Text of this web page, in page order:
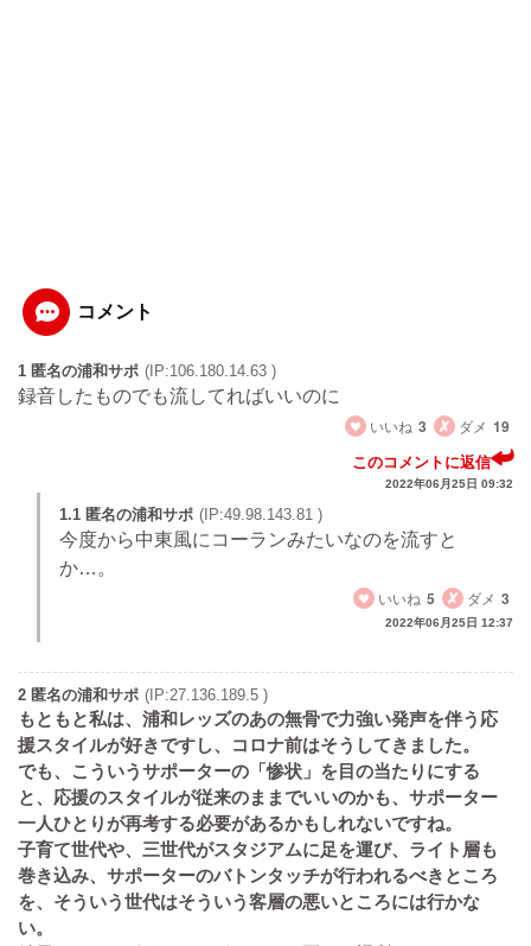
コメント
1 匿名の浦和サポ (IP:106.180.14.63 )
録音したものでも流してればいいのに
いいね 3 ダメ 19
このコメントに返信
2022年06月25日 09:32
1.1 匿名の浦和サポ (IP:49.98.143.81 )
今度から中東風にコーランみたいなのを流すと
か…。
いいね 5 ダメ 3
2022年06月25日 12:37
2 匿名の浦和サポ (IP:27.136.189.5 )
もともと私は、浦和レッズのあの無骨で力強い発声を伴う応
援スタイルが好きですし、コロナ前はそうしてきました。
でも、こういうサポーターの「惨状」を目の当たりにする
と、応援のスタイルが従来のままでいいのかも、サポーター
一人ひとりが再考する必要があるかもしれないですね。
子育て世代や、三世代がスタジアムに足を運び、ライト層も
巻き込み、サポーターのバトンタッチが行われるべきところ
を、そういう世代はそういう客層の悪いところには行かな
い。